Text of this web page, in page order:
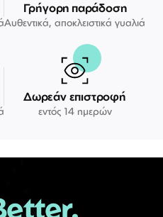
Γρήγορη παράδοση
Αυθεντικά, αποκλειστικά γυαλιά
Δωρεάν επιστροφή
εντός 14 ημερών